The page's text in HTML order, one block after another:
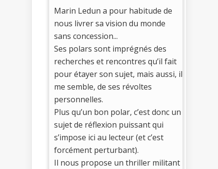
Marin Ledun a pour habitude de
nous livrer sa vision du monde
sans concession...
Ses polars sont imprégnés des
recherches et rencontres qu’il fait
pour étayer son sujet, mais aussi, il
me semble, de ses révoltes
personnelles.
Plus qu’un bon polar, c’est donc un
sujet de réflexion puissant qui
s’impose ici au lecteur (et c’est
forcément perturbant).
Il nous propose un thriller militant